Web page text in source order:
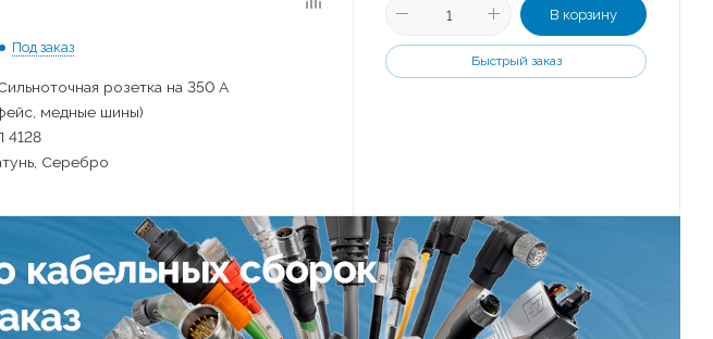
Под заказ
розетка на 350 А
медные шины)
4128
Серебро
В корзину
Быстрый заказ